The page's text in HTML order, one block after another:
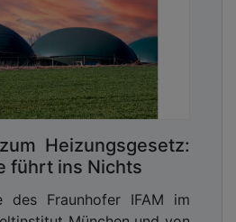
Heizungsgesetz:
führt ins Nichts
des Fraunhofer IFAM im